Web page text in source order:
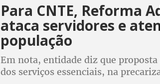
Para CNTE, Reforma
ataca servidores e
população
Em nota, entidade diz que
dos serviços essenciais, na